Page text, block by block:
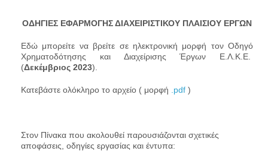
ΟΔΗΓΙΕΣ ΕΦΑΡΜΟΓΗΣ ΔΙΑΧΕΙΡΙΣΤΙΚΟΥ ΠΛΑΙΣΙΟΥ ΕΡΓΩΝ
Εδώ μπορείτε να βρείτε σε ηλεκτρονική μορφή τον Οδηγό
Χρηματοδότησης και Διαχείρισης Έργων Ε.Λ.Κ.Ε.
(Δεκέμβριος 2023).
Κατεβάστε ολόκληρο το αρχείο ( μορφή .pdf )
Στον Πίνακα που ακολουθεί παρουσιάζονται σχετικές
αποφάσεις, οδηγίες εργασίας και έντυπα: